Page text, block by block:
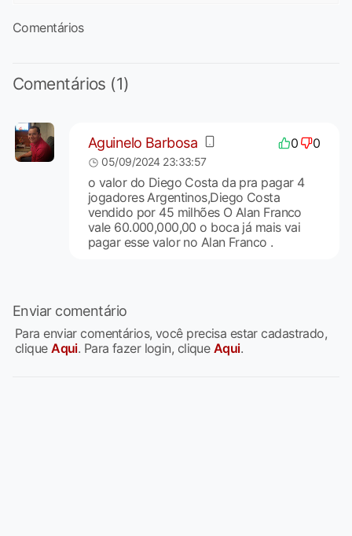
Comentários
Comentários (1)
Aguinelo Barbosa 0 0
05/09/2024 23:33:57
o valor do Diego Costa da pra pagar 4
jogadores Argentinos,Diego Costa
vendido por 45 milhões O Alan Franco
vale 60.000,000,00 o boca já mais vai
pagar esse valor no Alan Franco .
Enviar comentário
Para enviar comentários, você precisa estar cadastrado,
cliqueAqui. Para fazer login, clique Aqui.